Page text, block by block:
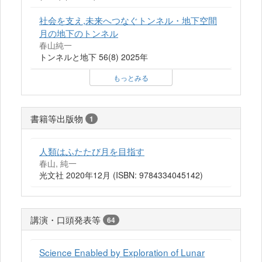
社会を支え,未来へつなぐトンネル・地下空間
月の地下のトンネル
春山純一
トンネルと地下 56(8) 2025年
もっとみる
書籍等出版物 1
人類はふたたび月を目指す
春山, 純一
光文社 2020年12月 (ISBN: 9784334045142)
講演・口頭発表等 64
Science Enabled by Exploration of Lunar